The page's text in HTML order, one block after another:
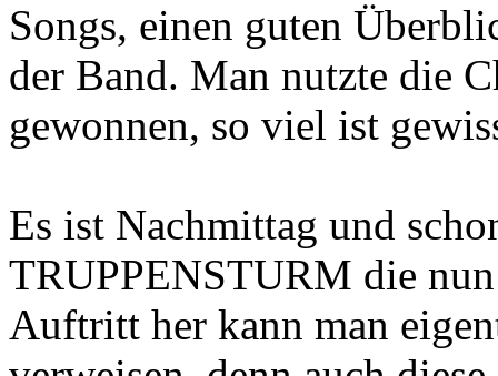
Songs, einen guten
der Band. Man nutzte die
gewonnen, so viel ist
Es ist Nachmittag und
TRUPPENSTURM die
Auftritt her kann man